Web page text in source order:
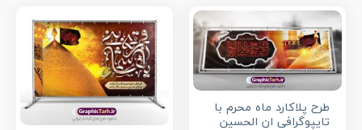
طرح پلاکارد ماه محرم با
تایپوگرافی ان الحسین